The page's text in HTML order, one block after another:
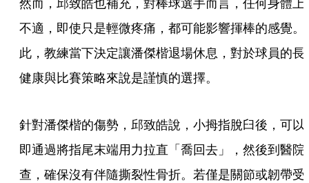
不適，即使只是輕微疼痛，都可能影響揮棒的感覺。
此，教練當下決定讓潘傑楷退場休息，對於球員的長
健康與比賽策略來說是謹慎的選擇。
針對潘傑楷的傷勢，邱致皓說，小拇指脫臼後，可以
即通過將指尾末端用力拉直「喬回去」，然後到醫院
查，確保沒有伴隨撕裂性骨折。若僅是關節或韌帶受